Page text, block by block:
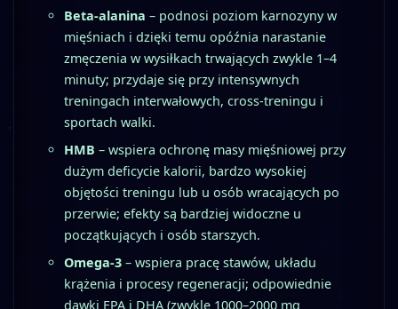
Beta‑alanina – podnosi poziom karnozyny w
mięśniach i dzięki temu opóźnia narastanie
zmęczenia w wysiłkach trwających zwykle 1–4
minuty; przydaje się przy intensywnych
treningach interwałowych, cross‑treningu i
sportach walki.
HMB – wspiera ochronę masy mięśniowej przy
dużym deficycie kalorii, bardzo wysokiej
objętości treningu lub u osób wracających po
przerwie; efekty są bardziej widoczne u
początkujących i osób starszych.
Omega‑3 – wspiera pracę stawów, układu
krążenia i procesy regeneracji; odpowiednie
dawki EPA i DHA (zwykle 1000–2000 mg